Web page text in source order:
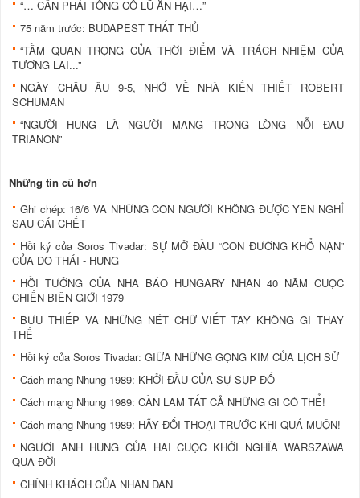
“… CẦN PHẢI TỐNG CỔ LŨ ĂN HẠI…”
75 năm trước: BUDAPEST THẤT THỦ
“TẦM QUAN TRỌNG CỦA THỜI ĐIỂM VÀ TRÁCH NHIỆM CỦA
TƯƠNG LAI...”
NGÀY CHÂU ÂU 9-5, NHỚ VỀ NHÀ KIẾN THIẾT ROBERT
SCHUMAN
“NGƯỜI HUNG LÀ NGƯỜI MANG TRONG LÒNG NỖI ĐAU
TRIANON”
Những tin cũ hơn
Ghi chép: 16/6 VÀ NHỮNG CON NGƯỜI KHÔNG ĐƯỢC YÊN NGHỈ
SAU CÁI CHẾT
Hồi ký của Soros Tivadar: SỰ MỞ ĐẦU “CON ĐƯỜNG KHỔ NẠN”
CỦA DO THÁI - HUNG
HỒI TƯỞNG CỦA NHÀ BÁO HUNGARY NHÂN 40 NĂM CUỘC
CHIẾN BIÊN GIỚI 1979
BƯU THIẾP VÀ NHỮNG NÉT CHỮ VIẾT TAY KHÔNG GÌ THAY
THẾ
Hồi ký của Soros Tivadar: GIỮA NHỮNG GỌNG KÌM CỦA LỊCH SỬ
Cách mạng Nhung 1989: KHỞI ĐẦU CỦA SỰ SỤP ĐỔ
Cách mạng Nhung 1989: CẦN LÀM TẤT CẢ NHỮNG GÌ CÓ THỂ!
Cách mạng Nhung 1989: HÃY ĐỐI THOẠI TRƯỚC KHI QUÁ MUỘN!
NGƯỜI ANH HÙNG CỦA HAI CUỘC KHỞI NGHĨA WARSZAWA
QUA ĐỜI
CHÍNH KHÁCH CỦA NHÂN DÂN